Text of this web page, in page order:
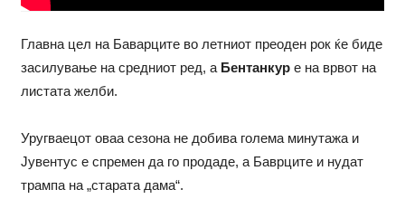
Главна цел на Баварците во летниот преоден рок ќе биде
засилување на средниот ред, а Бентанкуре на врвот на
листата желби.
Уругваецот оваа сезона не добива голема минутажа и
Јувентус е спремен да го продаде, а Баврците и нудат
трампа на „старата дама“.